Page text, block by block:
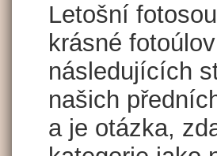
Letošní
krásné
následujících
našich
a je otázka,